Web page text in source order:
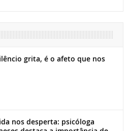
grita, é o afeto que nos
nos desperta: psicóloga